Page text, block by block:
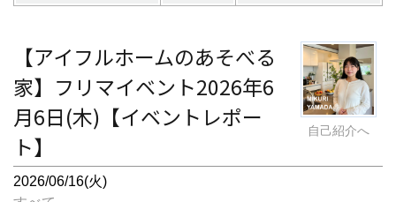
自己紹介へ
【アイフルホームのあそべる
家】フリマイベント2026年6
月6日(木)【イベントレポー
ト】
2026/06/16(火)